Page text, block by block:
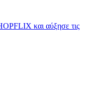
και αύξησε τις